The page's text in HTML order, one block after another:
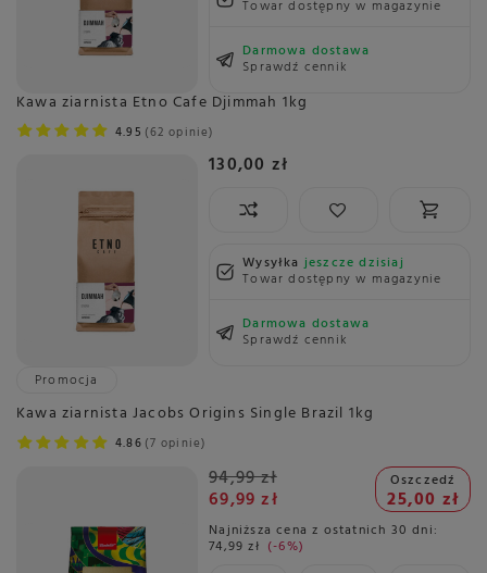
Towar dostępny w magazynie
Darmowa dostawa
Sprawdź cennik
Kawa ziarnista Etno Cafe Djimmah 1kg
4.95 62 opinie
130,00 zł
Wysyłkajeszcze dzisiaj
Towar dostępny w magazynie
Darmowa dostawa
Sprawdź cennik
Promocja
Kawa ziarnista Jacobs Origins Single Brazil 1kg
4.86 7 opinie
94,99 zł
69,99 zł
Oszczedź
25,00 zł
Najniższa cena z ostatnich 30 dni:
74,99 zł -6%